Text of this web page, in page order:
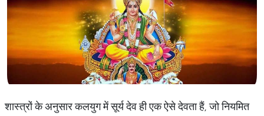
शास्त्रों के अनुसार कलयुग में सूर्य देव ही एक ऐसे देवता हैं, जो नियमित